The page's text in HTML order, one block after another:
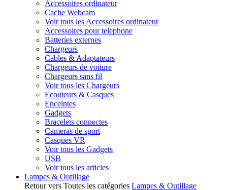
Accessoires ordinateur
Cache Webcam
Voir tous les Accessoires ordinateur
Accessoires pour telephone
Batteries externes
Chargeurs
Cables & Adaptateurs
Chargeurs de voiture
Chargeurs sans fil
Voir tous les Chargeurs
Ecouteurs & Casques
Enceintes
Gadgets
Bracelets connectes
Cameras de sport
Casques VR
Voir tous les Gadgets
USB
Voir tous les articles
Lampes & Outillage
Retour vers Toutes les catégories Lampes & Outillage